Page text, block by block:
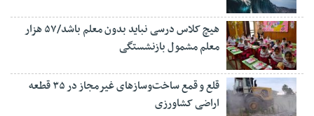
هیچ کلاس درسی نباید بدون معلم باشد/۵۷ هزار
معلم مشمول بازنشستگی
قلع و قمع ساخت‌وسازهای غیرمجاز در ۳۵ قطعه
اراضی کشاورزی